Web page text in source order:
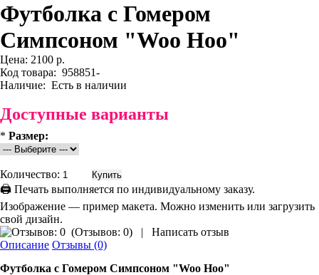
Футболка с Гомером
Симпсоном "Woo Hoo"
Цена: 2100 р.
Код товара: 958851-
Наличие: Есть в наличии
Доступные варианты
* Размер:
Количество:
🖨 Печать выполняется по индивидуальному заказу.
Изображение — пример макета. Можно изменить или загрузить
свой дизайн.
(Отзывов: 0) |
Написать отзыв
Описание Отзывы (0)
Футболка с Гомером Симпсоном "Woo Hoo"